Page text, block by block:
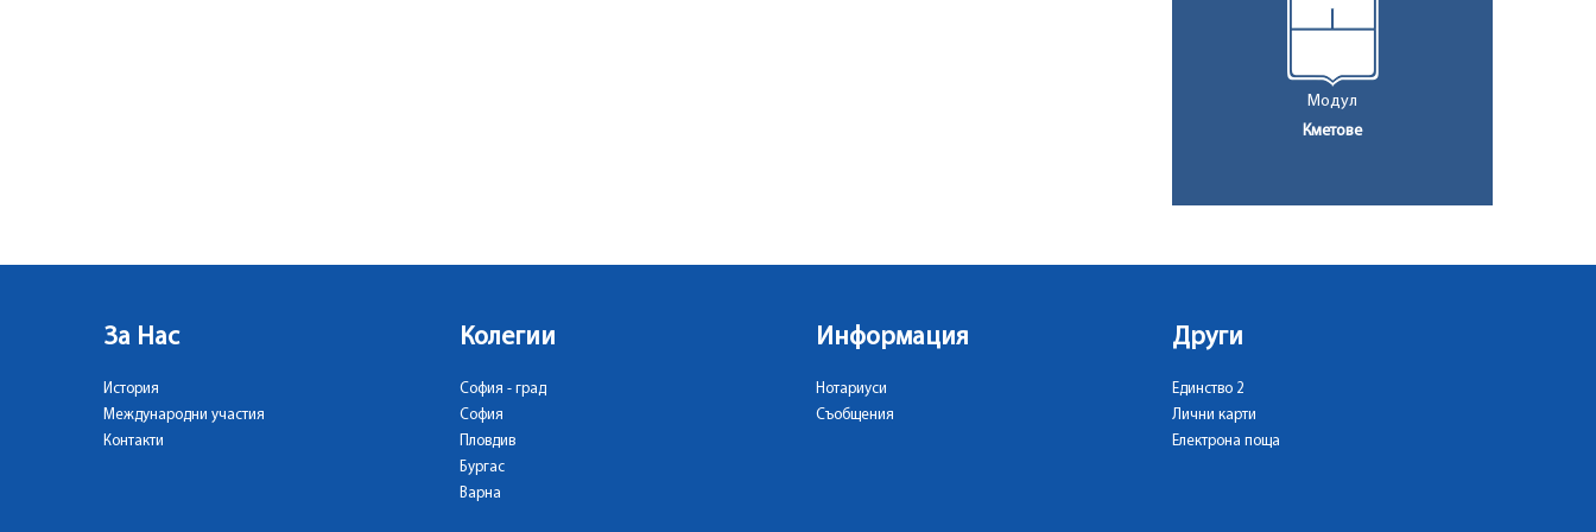
Модул
Кметове
За Нас
История
Международни участия
Контакти
Колегии
София - град
София
Пловдив
Бургас
Варна
Информация
Нотариуси
Съобщения
Други
Единство 2
Лични карти
Електрона поща